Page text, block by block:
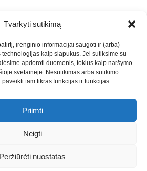
Tvarkyti sutikimą
įrenginio informacijai saugoti ir (arba)
kaip slapukus. Jei sutiksime su
apdoroti duomenis, tokius kaip naršymo
svetainėje. Nesutikimas arba sutikimo
tam tikras funkcijas ir funkcijas.
Priimti
Neigti
Peržiūrėti nuostatas
rašymas, turinio kūrimas,
talpinimas į mūsų valdomas
Theme: Express News ByAdore
-Teisinės
-Saulius Narbutas
naujienos-